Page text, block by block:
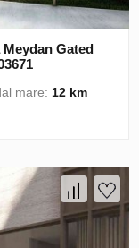
Meydan Gated
mare:12 km